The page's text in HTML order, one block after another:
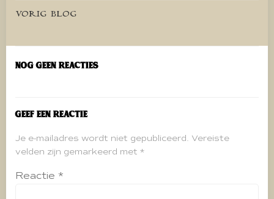
Bericht
navigatie
VORIG BLOG
Nog geen reacties
Geef een reactie
Je e-mailadres wordt niet gepubliceerd. Vereiste
velden zijn gemarkeerd met *
Reactie *